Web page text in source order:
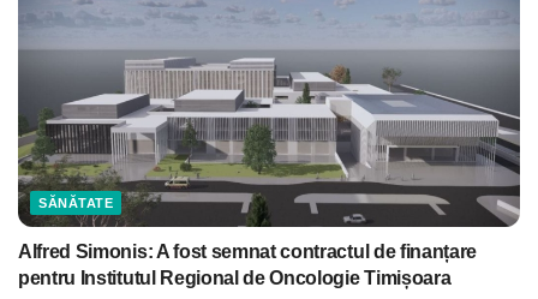
SĂNĂTATE
Alfred Simonis: A fost semnat contractul de finanțare
pentru Institutul Regional de Oncologie Timișoara